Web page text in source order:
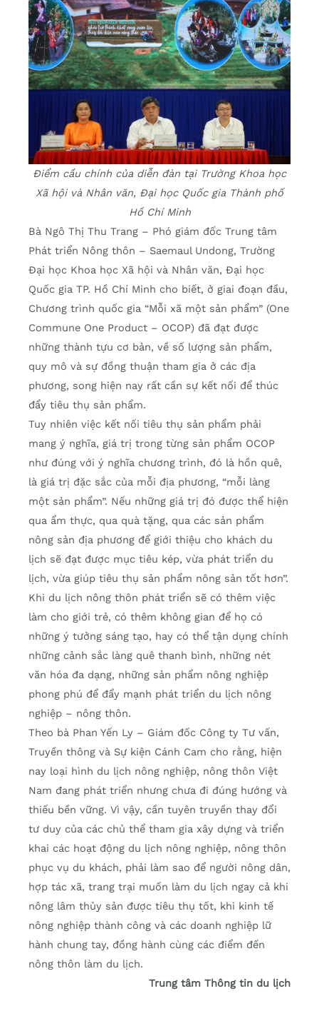
Điểm cầu chính của diễn đàn tại Trường Khoa học
Xã hội và Nhân văn, Đại học Quốc gia Thành phố
Hồ Chí Minh
Bà Ngô Thị Thu Trang – Phó giám đốc Trung tâm
Phát triển Nông thôn – Saemaul Undong, Trường
Đại học Khoa học Xã hội và Nhân văn, Đại học
Quốc gia TP. Hồ Chí Minh cho biết, ở giai đoạn đầu,
Chương trình quốc gia “Mỗi xã một sản phẩm” (One
Commune One Product – OCOP) đã đạt được
những thành tựu cơ bản, về số lượng sản phẩm,
quy mô và sự đồng thuận tham gia ở các địa
phương, song hiện nay rất cần sự kết nối để thúc
đẩy tiêu thụ sản phẩm.
Tuy nhiên việc kết nối tiêu thụ sản phẩm phải
mang ý nghĩa, giá trị trong từng sản phẩm OCOP
như đúng với ý nghĩa chương trình, đó là hồn quê,
là giá trị đặc sắc của mỗi địa phương, “mỗi làng
một sản phẩm”. Nếu những giá trị đó được thể hiện
qua ẩm thực, qua quà tặng, qua các sản phẩm
nông sản địa phương để giới thiệu cho khách du
lịch sẽ đạt được mục tiêu kép, vừa phát triển du
lịch, vừa giúp tiêu thụ sản phẩm nông sản tốt hơn”.
Khi du lịch nông thôn phát triển sẽ có thêm việc
làm cho giới trẻ, có thêm không gian để họ có
những ý tưởng sáng tạo, hay có thể tận dụng chính
những cảnh sắc làng quê thanh bình, những nét
văn hóa đa dạng, những sản phẩm nông nghiệp
phong phú để đẩy mạnh phát triển du lịch nông
nghiệp – nông thôn.
Theo bà Phan Yến Ly – Giám đốc Công ty Tư vấn,
Truyền thông và Sự kiện Cánh Cam cho rằng, hiện
nay loại hình du lịch nông nghiệp, nông thôn Việt
Nam đang phát triển nhưng chưa đi đúng hướng và
thiếu bền vững. Vì vậy, cần tuyên truyền thay đổi
tư duy của các chủ thể tham gia xây dựng và triển
khai các hoạt động du lịch nông nghiệp, nông thôn
phục vụ du khách, phải làm sao để người nông dân,
hợp tác xã, trang trại muốn làm du lịch ngay cả khi
nông lâm thủy sản được tiêu thụ tốt, khi kinh tế
nông nghiệp thành công và các doanh nghiệp lữ
hành chung tay, đồng hành cùng các điểm đến
nông thôn làm du lịch.
Trung tâm Thông tin du lịch